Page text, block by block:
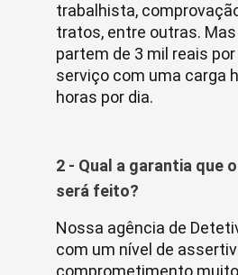
trabalhista,
tratos, entre outras.
partem de 3 mil reais
serviço com uma carga
horas por dia.
2 - Qual a garantia que
será feito?
Nossa agência de
com um nível de
comprometimento